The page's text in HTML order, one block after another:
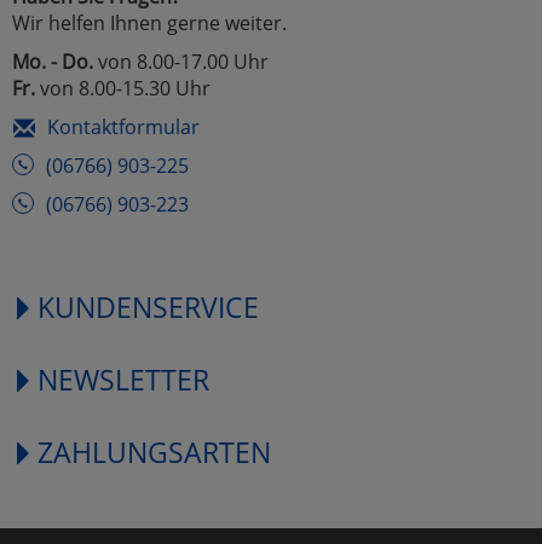
Wir helfen Ihnen gerne weiter.
Mo. - Do.von 8.00-17.00 Uhr
Fr.von 8.00-15.30 Uhr
Kontaktformular
(06766) 903-225
(06766) 903-223
KUNDENSERVICE
NEWSLETTER
ZAHLUNGSARTEN